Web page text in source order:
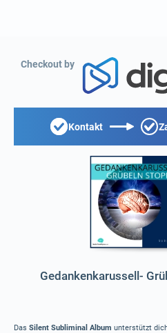
Checkout by
Kontakt
Gedankenkarussell-
Das Silent Subliminal Album unterstützt